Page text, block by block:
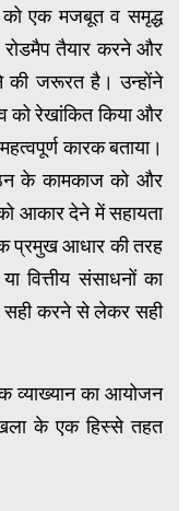
एक मजबूत व समृद्ध
रोडमैप तैयार करने और
की जरूरत है। उन्होंने
को रेखांकित किया और
कारक बताया।
के कामकाज को और
आकार देने में सहायता
प्रमुख आधार की तरह
वित्तीय संसाधनों का
सही करने से लेकर सही
व्याख्यान का आयोजन
के एक हिस्से तहत